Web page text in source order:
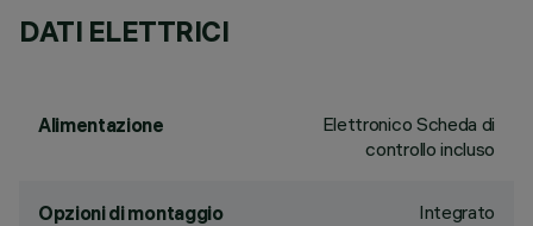
DATI ELETTRICI
Alimentazione
Elettronico Scheda di
controllo incluso
Opzioni di montaggio Integrato